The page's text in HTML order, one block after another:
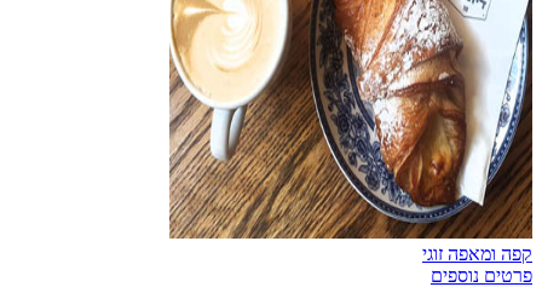
קפה ומאפה זוגי
פרטים נוספים